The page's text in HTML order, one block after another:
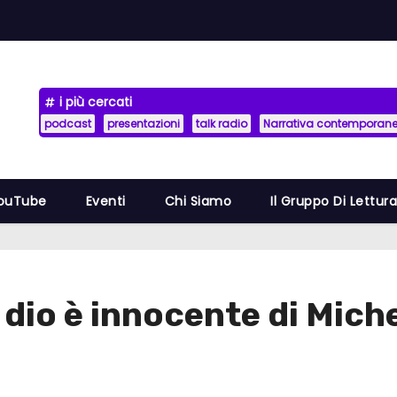
i più cercati
podcast presentazioni talk radio Narrativa
Eventi Chi Siamo Il Gruppo Di Lettura
è innocente di